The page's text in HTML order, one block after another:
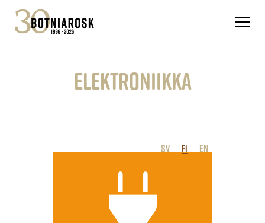
Elektroniikka
SV FI EN